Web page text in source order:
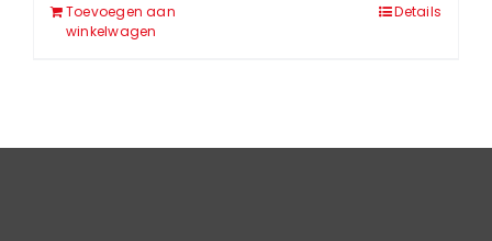
Toevoegen aan
winkelwagen
Details